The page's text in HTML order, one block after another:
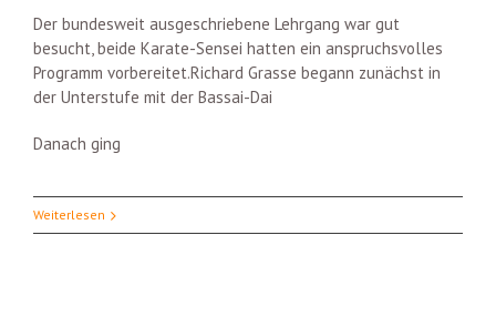
Der bundesweit ausgeschriebene Lehrgang war gut
besucht, beide Karate-Sensei hatten ein anspruchsvolles
Programm vorbereitet.Richard Grasse begann zunächst in
der Unterstufe mit der Bassai-Dai
Danach ging
Weiterlesen